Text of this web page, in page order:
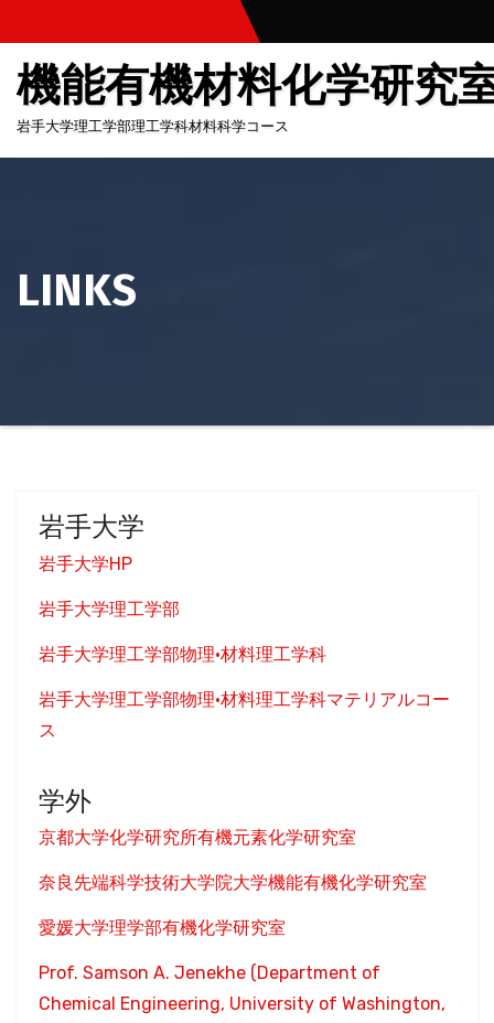
ン
機能有機材料化学研究
岩手大学理工学部理工学科材料科学コース
LINKS
岩手大学
岩手大学HP
岩手大学理工学部
岩手大学理工学部物理•材料理工学科
岩手大学理工学部物理•材料理工学科マテリアルコー
ス
学外
京都大学化学研究所有機元素化学研究室
奈良先端科学技術大学院大学機能有機化学研究室
愛媛大学理学部有機化学研究室
Prof. Samson A. Jenekhe (Department of
Chemical Engineering, University of Washington,